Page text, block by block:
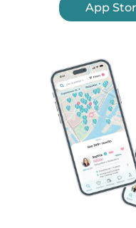
App